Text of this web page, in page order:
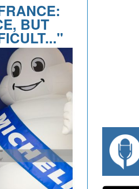
BUT
WEGELIUS, MAURO